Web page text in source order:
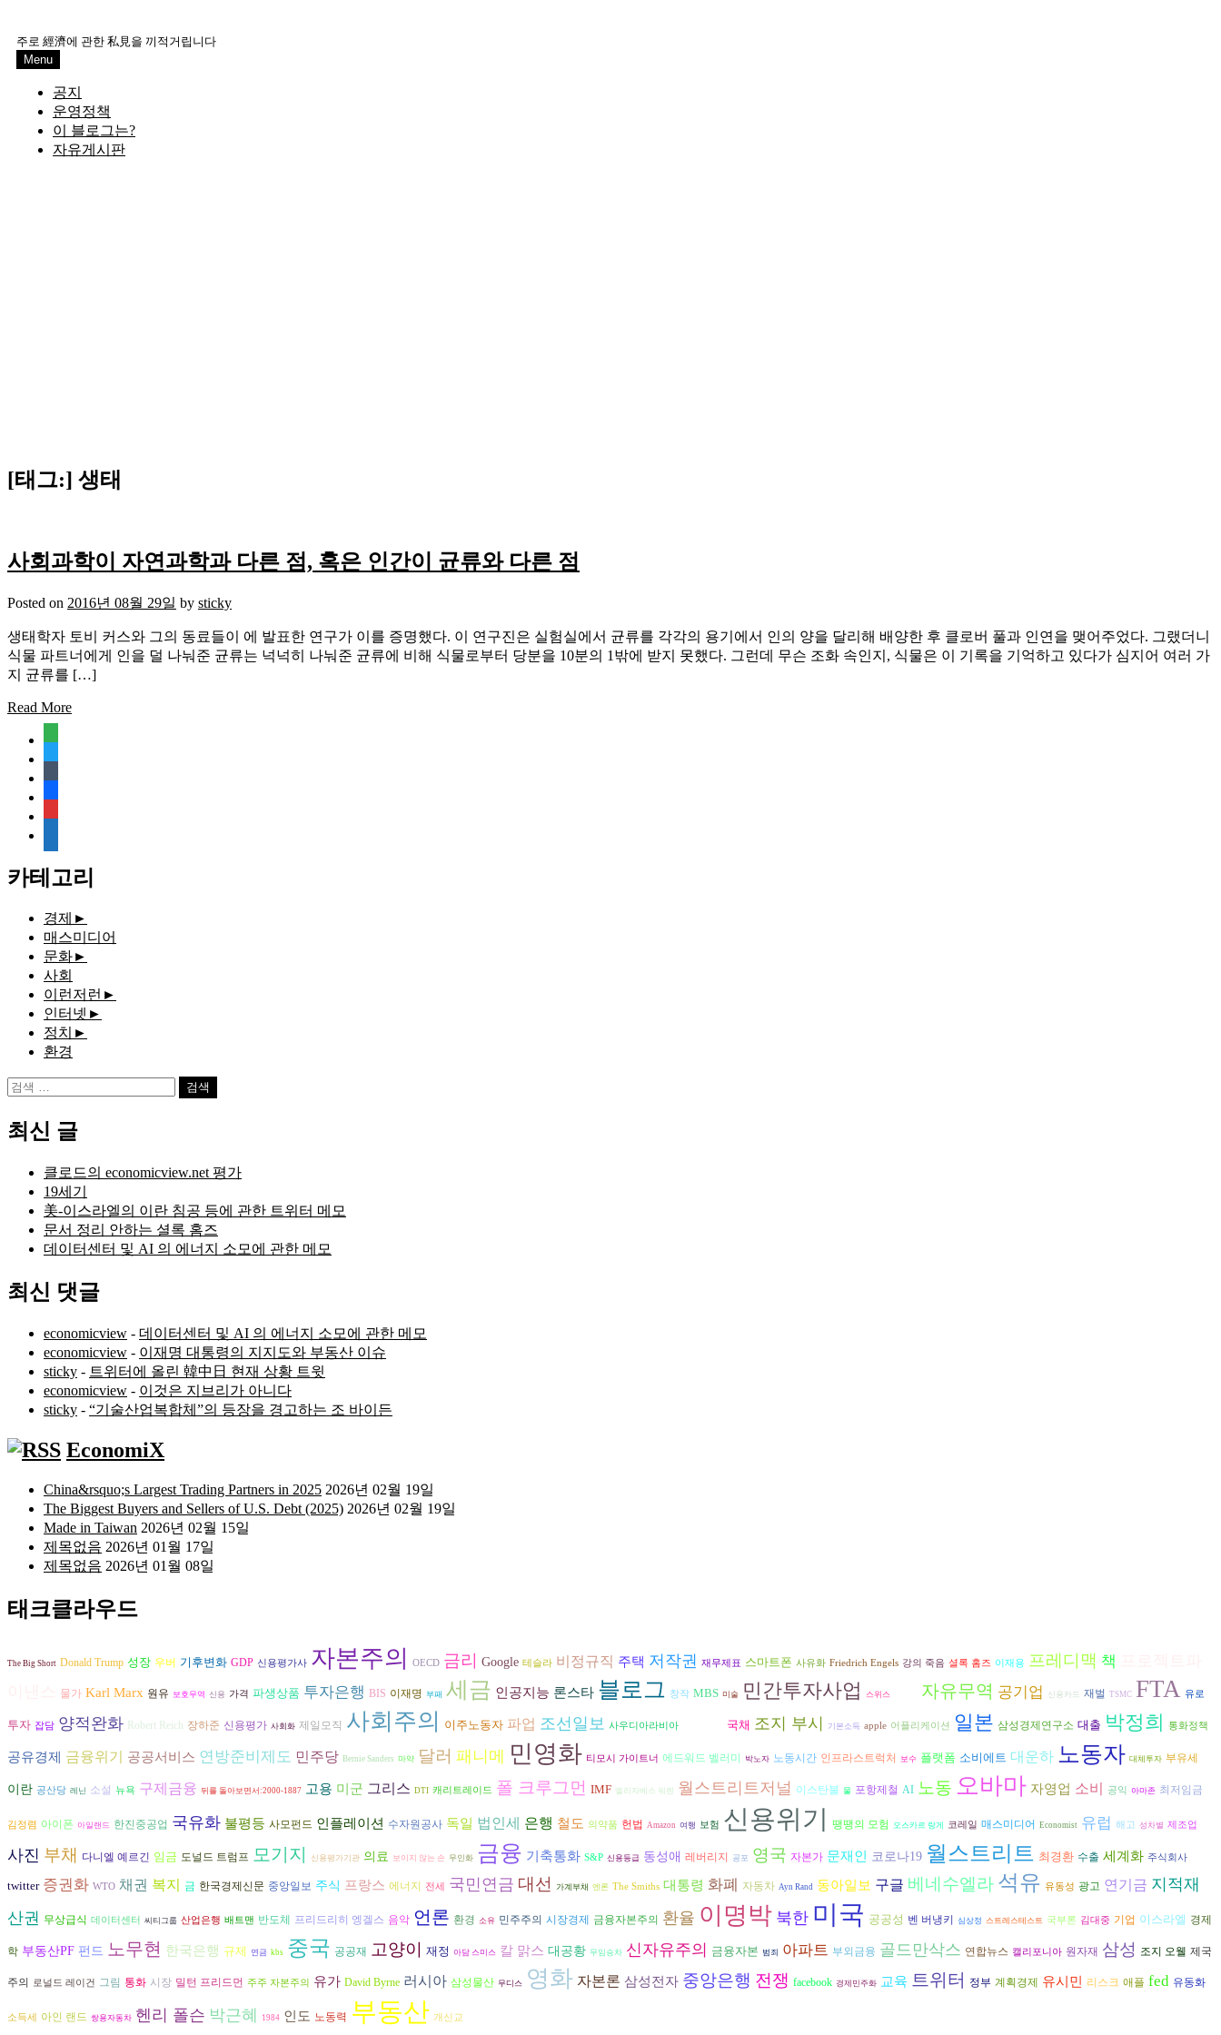
content
주로 經濟에 관한 私見을 끼적거립니다
Menu
공지
운영정책
이 블로그는?
자유게시판
[태그:] 생태
사회과학이 자연과학과 다른 점, 혹은 인간이 균류와 다른 점
Posted on 2016년 08월 29일 by sticky
생태학자 토비 커스와 그의 동료들이 에 발표한 연구가 이를 증명했다. 이 연구진은 실험실에서 균류를 각각의 용기에서 인의 양을 달리해 배양한 후 클로버 풀과 인연을 맺어주었다. 그랬더니
식물 파트너에게 인을 덜 나눠준 균류는 넉넉히 나눠준 균류에 비해 식물로부터 당분을 10분의 1밖에 받지 못했다. 그런데 무슨 조화 속인지, 식물은 이 기록을 기억하고 있다가 심지어 여러 가
지 균류를 […]
Read More
document
카테고리
경제 ►
매스미디어
문화►
사회
이런저런 ►
인터넷 ►
정치 ►
환경
검
최신 글
클로드의 economicview.net 평가
19세기
美-이스라엘의 이란 침공 등에 관한 트위터 메모
문서 정리 안하는 셜록 홈즈
데이터센터 및 AI 의 에너지 소모에 관한 메모
최신 댓글
economicview - 데이터센터 및 AI 의 에너지 소모에 관한 메모
economicview - 이재명 대통령의 지지도와 부동산 이슈
sticky - 트위터에 올린 韓中日 현재 상황 트윗
economicview - 이것은 지브리가 아니다
sticky - “기술산업복합체”의 등장을 경고하는 조 바이든
EconomiX
China&rsquo;s Largest Trading Partners in 2025 2026년 02월 19일
The Biggest Buyers and Sellers of U.S. Debt (2025) 2026년 02월 19일
Made in Taiwan 2026년 02월 15일
제목없음 2026년 01월 17일
제목없음 2026년 01월 08일
태크클라우드
The Big Short Donald Trump 성장 우버 기후변화 GDP 신용평가사 자본주의 OECD 금리 Google 테슬라 비정규직 주택 저작권 재무제표 스마트폰 사유화 Friedrich Engels 강의 죽음 셜록 홈즈 이재용 프레디맥 책
물가 Karl Marx 원유 보호무역 신용 가격 파생상품 투자은행 BIS 이재명 부패 세금 인공지능 론스타 블로그 창작 MBS 미술 민간투자사업 스위스 자유무역 공기업 신용카드 재벌 TSMC FTA 유로
투자 잡담 양적완화 Robert Reich 장하준 신용평가 사회화 제일모직 사회주의 이주노동자 파업 조선일보 사우디아라비아 국채 조지 부시 기본소득 apple 어플리케이션 일본 삼성경제연구소 대출 박정희 통화정책
공유경제 금융위기 공공서비스 연방준비제도 민주당 Bernie Sanders 마약 달러 패니메 민영화 티모시 가이트너 에드워드 벨러미 박노자 노동시간 인프라스트럭처 보수 플랫폼 소비에트 대운하 노동자 대체투자 부유세
이란 공산당 레닌 소설 뉴욕 구제금융 뒤를 돌아보면서:2000-1887 고용 미군 그리스 DTI 캐리트레이드 폴 크루그먼 IMF 엘리자베스 워렌 월스트리트저널 이스탄불 물 포항제철 AI 노동 오바마 자영업 소비 공익 아마존 최저임금
김정렴 아이폰 아일랜드 한진중공업 국유화 불평등 사모펀드 인플레이션 수자원공사 독일 법인세 은행 철도 의약품 헌법 Amazon 여행 보험 신용위기 땡땡의 모험 오스카르 랑게 코레일 매스미디어 Economist 유럽 해고 성차별 제조업
사진 부채 다니엘 예르긴 임금 도널드 트럼프 모기지 신용평가기관 의료 보이지 않는 손 무인화 금융 기축통화 S&P 신용등급 동성애 레버리지 공포 영국 자본가 문재인 코로나19 월스트리트 최경환 수출 세계화 주식회사
twitter 증권화 WTO 채권 복지 금 한국경제신문 중앙일보 주식 프랑스 에너지 전세 국민연금 대선 가계부채 엔론 The Smiths 대통령 화폐 자동차 Ayn Rand 동아일보 구글 베네수엘라 석유 유동성 광고 연기금 지적재
산권
무상급식 데이터센터 씨티그룹 산업은행 배트맨 반도체 프리드리히 엥겔스 음악 언론 환경 소유 민주주의 시장경제 금융자본주의 환율 이명박 북한 미국 공공성 벤 버냉키 심상정 스트레스테스트 국부론 김대중 기업 이스라엘 경제
학 부동산PF 펀드 노무현 한국은행 규제 연금 kbs 중국 공공재 고양이 재정 아담 스미스 칼 맑스 대공황 무임승차 신자유주의 금융자본 범죄 아파트 부외금융 골드만삭스 연합뉴스 캘리포니아 원자재 삼성 조지 오웰 제국
주의 로널드 레이건 그림 통화 시장 밀턴 프리드먼 주주 자본주의 유가 David Byrne 러시아 삼성물산 무디스 영화 자본론 삼성전자 중앙은행 전쟁 facebook 경제민주화 교육 트위터 정부 계획경제 유시민 리스크 애플 fed 유동화
소득세 아인 랜드 쌍용자동차 헨리 폴슨 박근혜 1984 인도 노동력 부동산 개신교